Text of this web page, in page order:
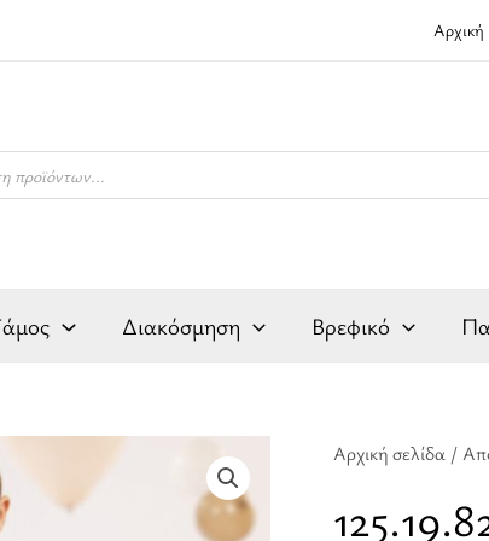
Αρχική
Διακόσμηση Βρεφικό
Αρχική σελίδα /
125.19.8270
αγορίστικο